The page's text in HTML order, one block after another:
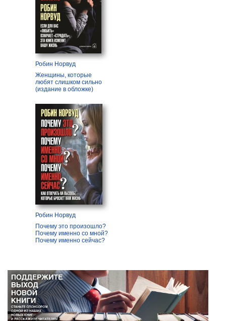
Робин Норвуд
Женщины, которые
любят слишком сильно
(издание в обложке)
Робин Норвуд
Почему это произошло?
Почему именно со мной?
Почему именно сейчас?